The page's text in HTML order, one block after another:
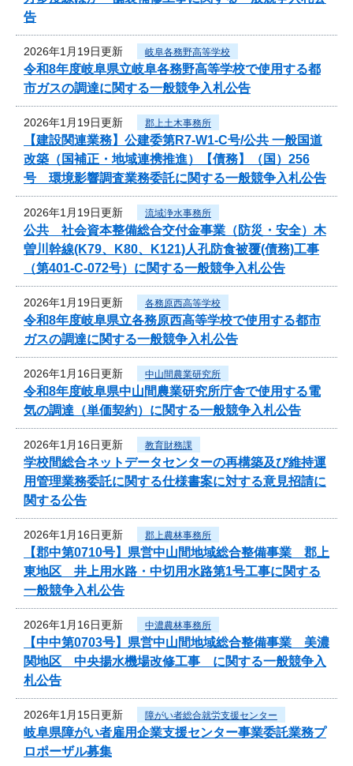
告
2026年1月19日更新 岐阜各務野高等学校
令和8年度岐阜県立岐阜各務野高等学校で使用する都
市ガスの調達に関する一般競争入札公告
2026年1月19日更新 郡上土木事務所
【建設関連業務】公建委第R7-W1-C号/公共 一般国道
改築（国補正・地域連携推進）【債務】（国）256
号 環境影響調査業務委託に関する一般競争入札公告
2026年1月19日更新 流域浄水事務所
公共 社会資本整備総合交付金事業（防災・安全）木
曽川幹線(K79、K80、K121)人孔防食被覆(債務)工事
（第401-C-072号）に関する一般競争入札公告
2026年1月19日更新 各務原西高等学校
令和8年度岐阜県立各務原西高等学校で使用する都市
ガスの調達に関する一般競争入札公告
2026年1月16日更新 中山間農業研究所
令和8年度岐阜県中山間農業研究所庁舎で使用する電
気の調達（単価契約）に関する一般競争入札公告
2026年1月16日更新 教育財務課
学校間総合ネットデータセンターの再構築及び維持運
用管理業務委託に関する仕様書案に対する意見招請に
関する公告
2026年1月16日更新 郡上農林事務所
【郡中第0710号】県営中山間地域総合整備事業 郡上
東地区 井上用水路・中切用水路第1号工事に関する
一般競争入札公告
2026年1月16日更新 中濃農林事務所
【中中第0703号】県営中山間地域総合整備事業 美濃
関地区 中央揚水機場改修工事 に関する一般競争入
札公告
2026年1月15日更新 障がい者総合就労支援センター
岐阜県障がい者雇用企業支援センター事業委託業務プ
ロポーザル募集